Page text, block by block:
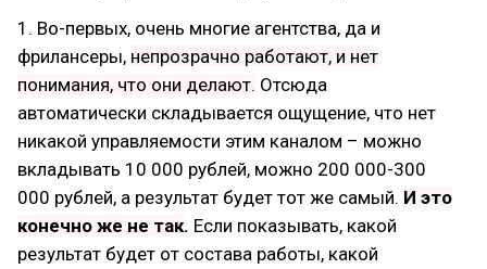
1. Во-первых, очень многие агентства, да и
фрилансеры, непрозрачно работают, и нет
понимания, что они делают. Отсюда
автоматически складывается ощущение, что нет
никакой управляемости этим каналом – можно
вкладывать 10 000 рублей, можно 200 000-300
000 рублей, а результат будет тот же самый. И это
конечно же не так. Если показывать, какой
результат будет от состава работы, какой